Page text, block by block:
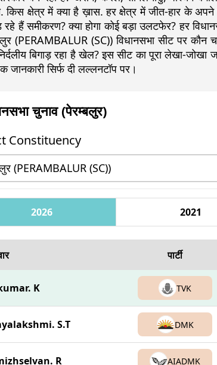
किस क्षेत्र में क्या है ख़ास. हर क्षेत्र में जीत-हार के
रहे हैं समीकरण? क्या होगा कोई बड़ा उलटफेर? हर
(PERAMBALUR (SC)) विधानसभा सीट पर कौन
बिगाड़ रहा है खेल? इस सीट का पूरा लेखा-
जानकारी सिर्फ दी लल्लनटॉप पर।
चुनाव (पेरम्बलुर)
Constituency
2026 2021
पार्टी
K TVK
S.T DMK
R AIADMK